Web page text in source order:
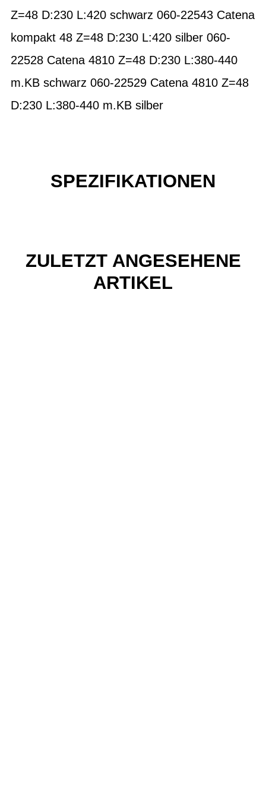
Z=48 D:230 L:420 schwarz 060-22543 Catena
kompakt 48 Z=48 D:230 L:420 silber 060-
22528 Catena 4810 Z=48 D:230 L:380-440
m.KB schwarz 060-22529 Catena 4810 Z=48
D:230 L:380-440 m.KB silber
SPEZIFIKATIONEN
ZULETZT ANGESEHENE
ARTIKEL